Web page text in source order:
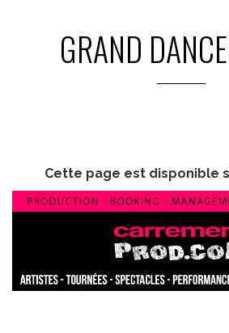
GRAND
Cette page est disponible